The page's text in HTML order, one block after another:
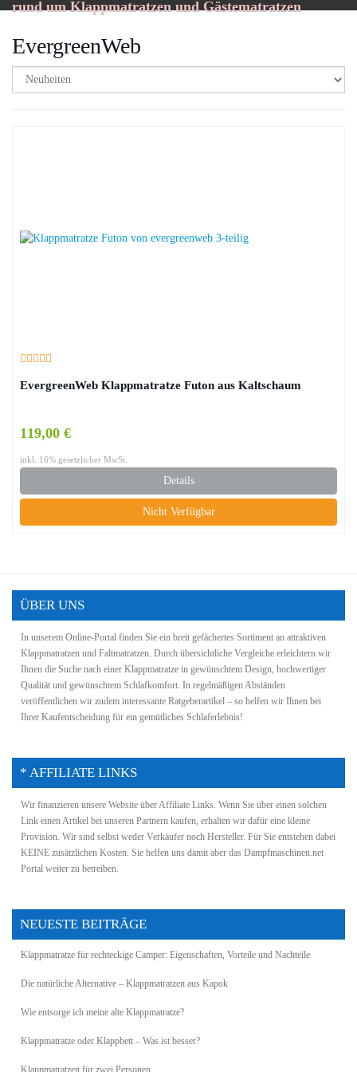
rund um Klappmatratzen und Gästematratzen
EvergreenWeb
EvergreenWeb Klappmatratze Futon aus Kaltschaum
119,00 €
inkl. 16% gesetzlicher MwSt.
Details
Nicht Verfügbar
ÜBER UNS
In unserem Online-Portal finden Sie ein breit gefächertes Sortiment an attraktiven
Klappmatratzen und Faltmatratzen. Durch übersichtliche Vergleiche erleichtern wir
Ihnen die Suche nach einer Klappmatratze in gewünschtem Design, hochwertiger
Qualität und gewünschtem Schlafkomfort. In regelmäßigen Abständen
veröffentlichen wir zudem interessante Ratgeberartikel – so helfen wir Ihnen bei
Ihrer Kaufentscheidung für ein gemütliches Schlaferlebnis!
* AFFILIATE LINKS
Wir finanzieren unsere Website über Affiliate Links. Wenn Sie über einen solchen
Link einen Artikel bei unseren Partnern kaufen, erhalten wir dafür eine kleine
Provision. Wir sind selbst weder Verkäufer noch Hersteller. Für Sie entstehen dabei
KEINE zusätzlichen Kosten. Sie helfen uns damit aber das Dampfmaschinen.net
Portal weiter zu betreiben.
NEUESTE BEITRÄGE
Klappmatratze für rechteckige Camper: Eigenschaften, Vorteile und Nachteile
Die natürliche Alternative – Klappmatratzen aus Kapok
Wie entsorge ich meine alte Klappmatratze?
Klappmatratze oder Klappbett – Was ist besser?
Klappmatratzen für zwei Personen